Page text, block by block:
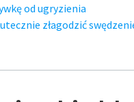
od ugryzienia
złagodzić